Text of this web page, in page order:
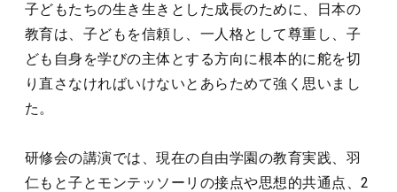
子どもたちの生き生きとした成長のために、日本の
教育は、子どもを信頼し、一人格として尊重し、子
ども自身を学びの主体とする方向に根本的に舵を切
り直さなければいけないとあらためて強く思いまし
た。
研修会の講演では、現在の自由学園の教育実践、羽
仁もと子とモンテッソーリの接点や思想的共通点、2